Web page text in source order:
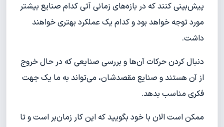
پیش‌بینی کنند که در بازه‌های زمانی آتی کدام صنایع بیشتر
مورد توجه خواهد بود و کدام یک عملکرد بهتری خواهند
داشت.
دنبال کردن حرکات آن‌ها و بررسی صنایعی که در حال خروج
از آن هستند و صنایع مقصدشان، می‌تواند به ما یک جهت
فکری مناسب بدهد.
ممکن است الان با خود بگویید که این کار زمان‌بر است و تا